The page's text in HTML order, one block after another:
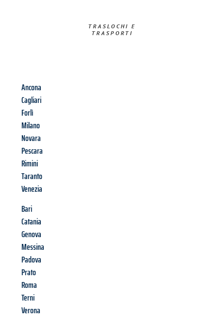
TRASLOCHI E
TRASPORTI​
Ancona
Cagliari
Forlì
Milano
Novara
Pescara
Rimini
Taranto
Venezia
Bari
Catania
Genova
Messina
Padova
Prato
Roma
Terni
Verona